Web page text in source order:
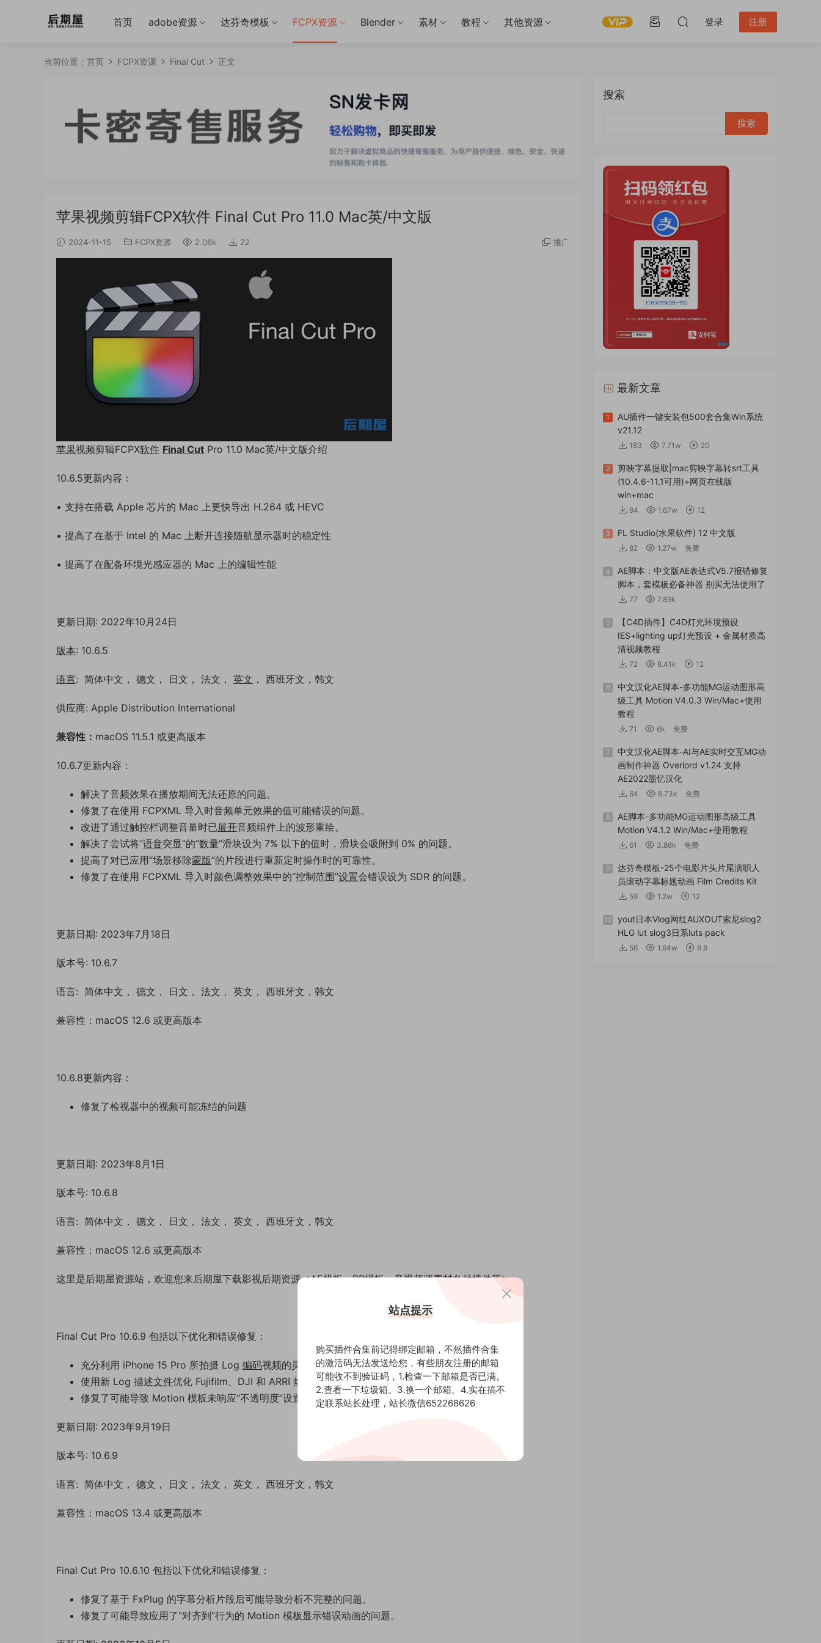
首页 adobe资源 达芬奇模板 FCPX资源 Blender 素材 教程 其他资源 登录 注册
当前位置： 首页 FCPX资源 Final Cut 正文
苹果视频剪辑FCPX软件 Final Cut Pro 11.0 Mac英/中文版
2024-11-15 FCPX资源 2.06k 22 推广
苹果视频剪辑FCPX软件 Final Cut Pro 11.0 Mac英/中文版介绍
10.6.5更新内容：
• 支持在搭载 Apple 芯片的 Mac 上更快导出 H.264 或 HEVC
• 提高了在基于 Intel 的 Mac 上断开连接随航显示器时的稳定性
• 提高了在配备环境光感应器的 Mac 上的编辑性能
更新日期: 2022年10月24日
版本: 10.6.5
语言: 简体中文， 德文， 日文， 法文， 英文 ， 西班牙文，韩文
供应商: Apple Distribution International
兼容性： macOS 11.5.1 或更高版本
10.6.7更新内容：
解决了音频效果在播放期间无法还原的问题。
修复了在使用 FCPXML 导入时音频单元效果的值可能错误的问题。
改进了通过触控栏调整音量时已展开音频组件上的波形重绘。
解决了尝试将“语音突显”的“数量”滑块设为 7% 以下的值时，滑块会吸附到 0% 的问题。
提高了对已应用“场景移除蒙版”的片段进行重新定时操作时的可靠性。
修复了在使用 FCPXML 导入时颜色调整效果中的“控制范围”设置会错误设为 SDR 的问题。
更新日期: 2023年7月18日
版本号: 10.6.7
语言: 简体中文， 德文， 日文， 法文， 英文， 西班牙文，韩文
兼容性：macOS 12.6 或更高版本
10.6.8更新内容：
修复了检视器中的视频可能冻结的问题
更新日期: 2023年8月1日
版本号: 10.6.8
语言: 简体中文， 德文， 日文， 法文， 英文， 西班牙文，韩文
兼容性：macOS 12.6 或更高版本
这里是后期屋资源站，欢迎您来后期屋下载影视后期资源（AE模板、PR模板、音视频频素材各种插件等）
Final Cut Pro 10.6.9 包括以下优化和错误修复：
充分利用 iPhone 15 Pro 所拍摄 Log 编码视频的灵活性和动态范围。
使用新 Log 描述文件优化 Fujifilm、DJI 和 ARRI 热门摄像机所拍摄素材的外观。
修复了可能导致 Motion 模板未响应“不透明度”设置的问题。
更新日期: 2023年9月19日
版本号: 10.6.9
语言: 简体中文， 德文， 日文， 法文， 英文， 西班牙文，韩文
兼容性：macOS 13.4 或更高版本
Final Cut Pro 10.6.10 包括以下优化和错误修复：
修复了基于 FxPlug 的字幕分析片段后可能导致分析不完整的问题。
修复了可能导致应用了“对齐到”行为的 Motion 模板显示错误动画的问题。
搜索
最新文章
1
AU插件一键安装包500套合集Win系统
v21.12
183 7.71w 20
2
剪映字幕提取|mac剪映字幕转srt工具
(10.4.6-11.1可用)+网页在线版
win+mac
94 1.67w 12
3 FL Studio(水果软件) 12 中文版
82 1.27w 免费
4
AE脚本：中文版AE表达式V5.7报错修复
脚本，套模板必备神器 别买无法使用了
77 7.89k
5
【C4D插件】C4D灯光环境预设
IES+lighting up灯光预设 + 金属材质高
清视频教程
72 8.41k 12
6
中文汉化AE脚本-多功能MG运动图形高
级工具 Motion V4.0.3 Win/Mac+使用
教程
71 6k 免费
7
中文汉化AE脚本-AI与AE实时交互MG动
画制作神器 Overlord v1.24 支持
AE2022墨忆汉化
64 8.73k 免费
8
AE脚本-多功能MG运动图形高级工具
Motion V4.1.2 Win/Mac+使用教程
61 3.86k 免费
9
达芬奇模板-25个电影片头片尾演职人
员滚动字幕标题动画 Film Credits Kit
59 1.2w 12
10
yout日本Vlog网红AUXOUT索尼slog2
HLG lut slog3日系luts pack
56 1.64w 8.8
站点提示
购买插件合集前记得绑定邮箱，不然插件合集
的激活码无法发送给您，有些朋友注册的邮箱
可能收不到验证码，1.检查一下邮箱是否已满。
2.查看一下垃圾箱。3.换一个邮箱。4.实在搞不
定联系站长处理，站长微信652268626